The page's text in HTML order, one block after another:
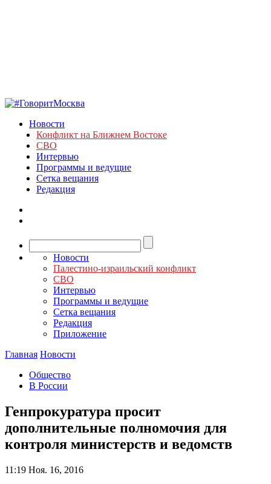
Новости
Конфликт на Ближнем Востоке
СВО
Интервью
Программы и ведущие
Сетка вещания
Редакция
Новости
Палестино-израильский конфликт
СВО
Интервью
Программы и ведущие
Сетка вещания
Редакция
Приложение
Главная Новости
Общество
В России
Генпрокуратура просит
дополнительные полномочия для
контроля министерств и ведомств
11:19 Ноя. 16, 2016